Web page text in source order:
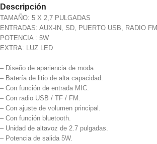
Descripción
TAMAÑO: 5 X 2,7 PULGADAS
ENTRADAS: AUX-IN, SD, PUERTO USB, RADIO FM
POTENCIA : 5W
EXTRA: LUZ LED
– Diseño de apariencia de moda.
– Batería de litio de alta capacidad.
– Con función de entrada MIC.
– Con radio USB / TF / FM.
– Con ajuste de volumen principal.
– Con función bluetooth.
– Unidad de altavoz de 2.7 pulgadas.
– Potencia de salida 5W.